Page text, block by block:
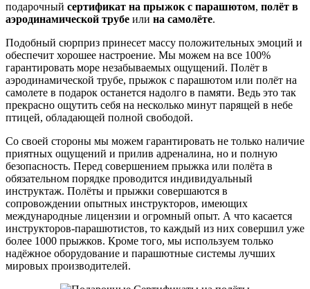
подарочный сертификат на прыжок с парашютом, полёт в
аэродинамической трубе или на самолёте.
Подобный сюрприз принесет массу положительных эмоций и
обеспечит хорошее настроение. Мы можем на все 100%
гарантировать море незабываемых ощущений. Полёт в
аэродинамической трубе, прыжок с парашютом или полёт на
самолете в подарок останется надолго в памяти. Ведь это так
прекрасно ощутить себя на несколько минут парящей в небе
птицей, обладающей полной свободой.
Со своей стороны мы можем гарантировать не только наличие
приятных ощущений и прилив адреналина, но и полную
безопасность. Перед совершением прыжка или полёта в
обязательном порядке проводится индивидуальный
инструктаж. Полёты и прыжки совершаются в
сопровождении опытных инструкторов, имеющих
международные лицензии и огромный опыт. А что касается
инструкторов-парашютистов, то каждый из них совершил уже
более 1000 прыжков. Кроме того, мы используем только
надёжное оборудование и парашютные системы лучших
мировых производителей.